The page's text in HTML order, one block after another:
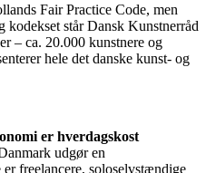
Fair Practice Code, men
kodekset står Dansk Kunstnerråd
– ca. 20.000 kunstnere og
hele det danske kunst- og
er hverdagskost
udgør en
freelancere, soloselvstændige